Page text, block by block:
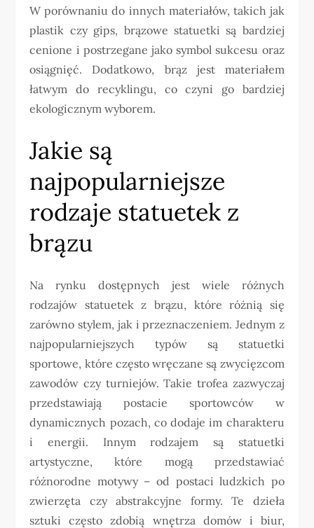
W porównaniu do innych materiałów, takich jak
plastik czy gips, brązowe statuetki są bardziej
cenione i postrzegane jako symbol sukcesu oraz
osiągnięć. Dodatkowo, brąz jest materiałem
łatwym do recyklingu, co czyni go bardziej
ekologicznym wyborem.
Jakie są
najpopularniejsze
rodzaje statuetek z
brązu
Na rynku dostępnych jest wiele różnych
rodzajów statuetek z brązu, które różnią się
zarówno stylem, jak i przeznaczeniem. Jednym z
najpopularniejszych typów są statuetki
sportowe, które często wręczane są zwycięzcom
zawodów czy turniejów. Takie trofea zazwyczaj
przedstawiają postacie sportowców w
dynamicznych pozach, co dodaje im charakteru
i energii. Innym rodzajem są statuetki
artystyczne, które mogą przedstawiać
różnorodne motywy – od postaci ludzkich po
zwierzęta czy abstrakcyjne formy. Te dzieła
sztuki często zdobią wnętrza domów i biur,